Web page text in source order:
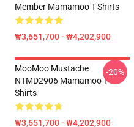
Member Mamamoo T-Shirts
₩3,651,700 - ₩4,202,900
MooMoo Mustache
NTMD2906 Mamamoo T-
Shirts
₩3,651,700 - ₩4,202,900
-20%